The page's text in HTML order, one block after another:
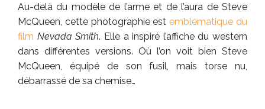
Au-delà du modèle de l’arme et de l’aura de Steve
McQueen, cette photographie estemblématique du
film Nevada Smith. Elle a inspiré l’affiche du western
dans différentes versions. Où l’on voit bien Steve
McQueen, équipé de son fusil, mais torse nu,
débarrassé de sa chemise…